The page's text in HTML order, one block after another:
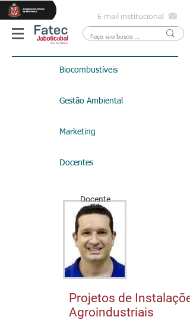
E-mail institucional
Biocombustíveis
Gestão Ambiental
Marketing
Docentes
Docente
Projetos de
Agroindustriais